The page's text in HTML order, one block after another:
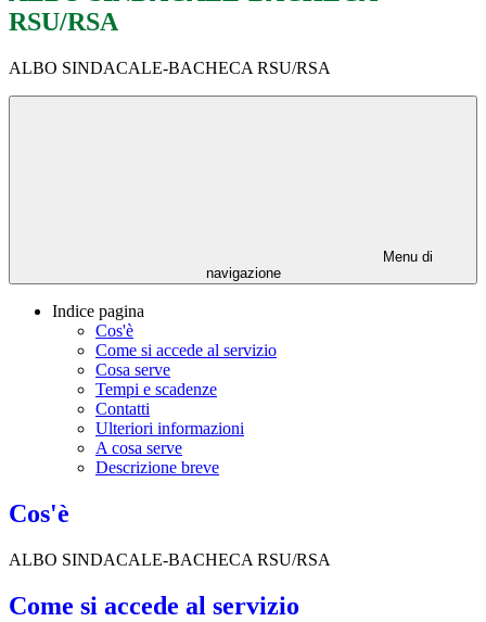
RSU/RSA
ALBO SINDACALE-BACHECA RSU/RSA
Menu di
navigazione
Indice pagina
Cos'è
Come si accede al servizio
Cosa serve
Tempi e scadenze
Contatti
Ulteriori informazioni
A cosa serve
Descrizione breve
Cos'è
ALBO SINDACALE-BACHECA RSU/RSA
Come si accede al servizio